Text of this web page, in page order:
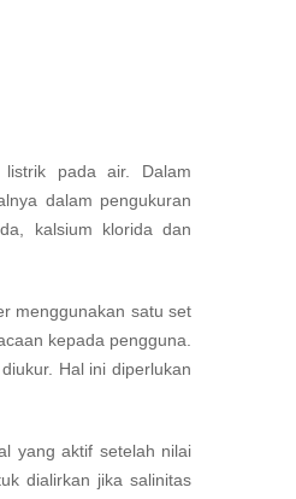
pada air. Dalam
dalam pengukuran
kalsium klorida dan
menggunakan satu set
kepada pengguna.
Hal ini diperlukan
yang aktif setelah nilai
dialirkan jika salinitas